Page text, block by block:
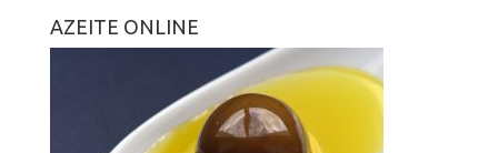
AZEITE ONLINE